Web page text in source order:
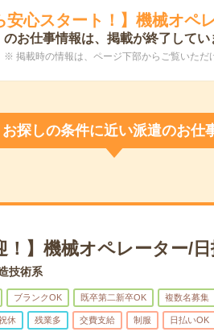
安心スタート！】機械オペ
のお仕事情報は、掲載が終了してい
※ 掲載時の情報は、ページ下部からご覧いただ
お探しの条件に近い派遣のお仕
！】機械オペレーター/
技術系
ブランクOK 既卒第二新卒OK 複数名募集
休 残業多 交費支給 制服 日払いOK